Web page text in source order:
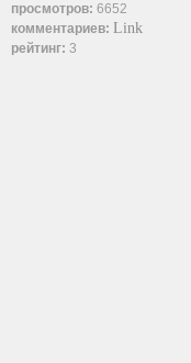
просмотров: 6652
комментариев: Link
рейтинг: 3